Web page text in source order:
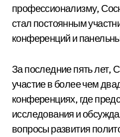
профессионализму,
стал постоянным
конференций и
За последние пять лет,
участие в более чем
конференциях, где
исследования и
вопросы развития